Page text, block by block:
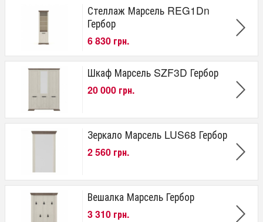
Стеллаж Марсель REG1Dn
Гербор
6 830 грн.
Шкаф Марсель SZF3D Гербор
20 000 грн.
Зеркало Марсель LUS68 Гербор
2 560 грн.
Вешалка Марсель Гербор
3 310 грн.